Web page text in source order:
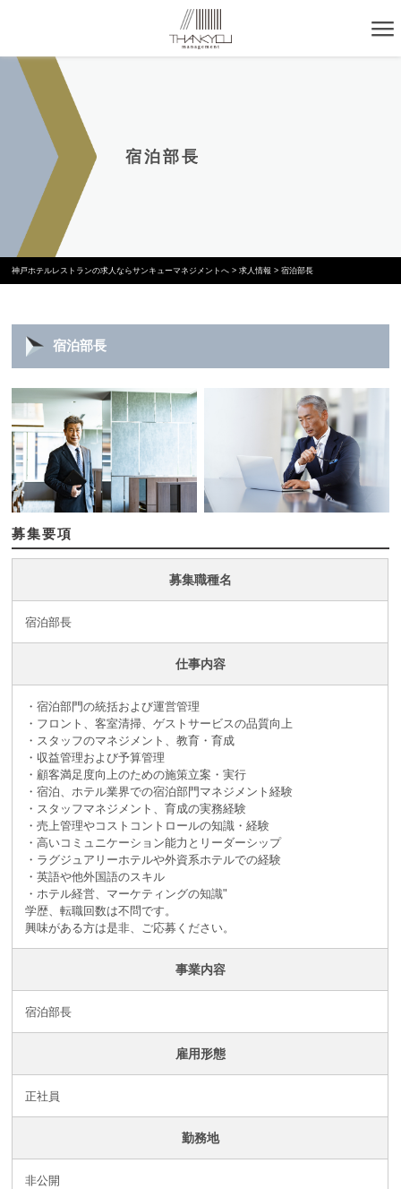
宿泊部長
神戸ホテルレストランの求人ならサンキューマネジメントへ >求人情報 >宿泊部長
宿泊部長
募集要項
募集職種名
宿泊部長
仕事内容
・宿泊部門の統括および運営管理
・フロント、客室清掃、ゲストサービスの品質向上
・スタッフのマネジメント、教育・育成
・収益管理および予算管理
・顧客満足度向上のための施策立案・実行
・宿泊、ホテル業界での宿泊部門マネジメント経験
・スタッフマネジメント、育成の実務経験
・売上管理やコストコントロールの知識・経験
・高いコミュニケーション能力とリーダーシップ
・ラグジュアリーホテルや外資系ホテルでの経験
・英語や他外国語のスキル
・ホテル経営、マーケティングの知識"
学歴、転職回数は不問です。
興味がある方は是非、ご応募ください。
事業内容
宿泊部長
雇用形態
正社員
勤務地
非公開